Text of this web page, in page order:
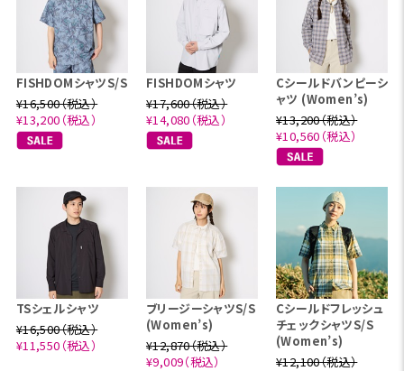
FISHDOMシャツS/S
¥16,500（税込）
¥13,200（税込）
FISHDOMシャツ
¥17,600（税込）
¥14,080（税込）
Cシールドバンピーシ
ャツ (Women’s)
¥13,200（税込）
¥10,560（税込）
TSシェルシャツ
¥16,500（税込）
¥11,550（税込）
ブリージーシャツS/S
(Women’s)
¥12,870（税込）
¥9,009（税込）
Cシールドフレッシュ
チェックシャツS/S
(Women’s)
¥12,100（税込）